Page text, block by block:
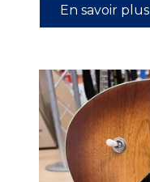
En savoir plus